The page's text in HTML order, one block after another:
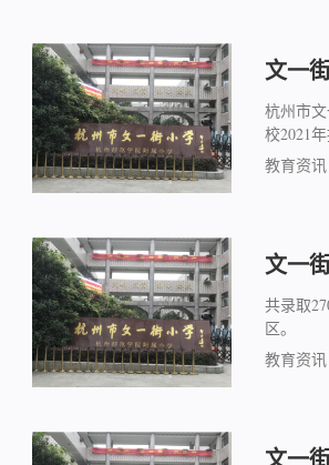
文一
杭州市
校2021
教育资讯
文一
共录取
区。
教育资讯